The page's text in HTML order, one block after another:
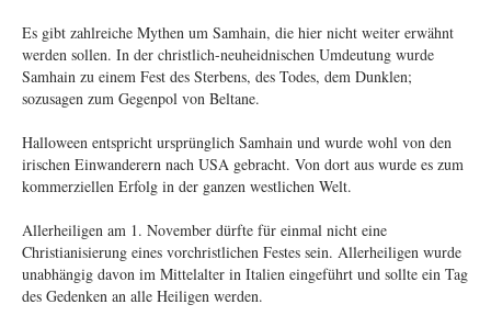
Es gibt zahlreiche Mythen um Samhain, die hier nicht weiter erwähnt
werden sollen. In der christlich-neuheidnischen Umdeutung wurde
Samhain zu einem Fest des Sterbens, des Todes, dem Dunklen;
sozusagen zum Gegenpol von Beltane.
Halloween entspricht ursprünglich Samhain und wurde wohl von den
irischen Einwanderern nach USA gebracht. Von dort aus wurde es zum
kommerziellen Erfolg in der ganzen westlichen Welt.
Allerheiligen am 1. November dürfte für einmal nicht eine
Christianisierung eines vorchristlichen Festes sein. Allerheiligen wurde
unabhängig davon im Mittelalter in Italien eingeführt und sollte ein Tag
des Gedenken an alle Heiligen werden.